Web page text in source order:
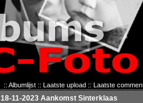
:: Albumlijst:: Laatste upload:: Laatste
18-11-2023 Aankomst Sinterklaas